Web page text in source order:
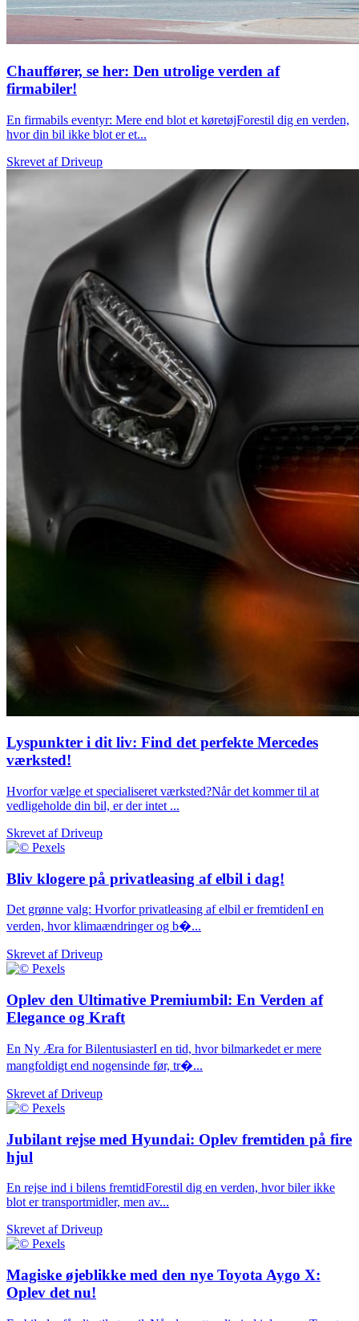
Chauffører, se her: Den utrolige verden af
firmabiler!
En firmabils eventyr: Mere end blot et køretøjForestil dig en verden,
hvor din bil ikke blot er et...
Skrevet afDriveup
Lyspunkter i dit liv: Find det perfekte Mercedes
værksted!
Hvorfor vælge et specialiseret værksted?Når det kommer til at
vedligeholde din bil, er der intet ...
Skrevet afDriveup
Bliv klogere på privatleasing af elbil i dag!
Det grønne valg: Hvorfor privatleasing af elbil er fremtidenI en
verden, hvor klimaændringer og b�...
Skrevet afDriveup
Oplev den Ultimative Premiumbil: En Verden af
Elegance og Kraft
En Ny Æra for BilentusiasterI en tid, hvor bilmarkedet er mere
mangfoldigt end nogensinde før, tr�...
Skrevet afDriveup
Jubilant rejse med Hyundai: Oplev fremtiden på fire
hjul
En rejse ind i bilens fremtidForestil dig en verden, hvor biler ikke
blot er transportmidler, men av...
Skrevet afDriveup
Magiske øjeblikke med den nye Toyota Aygo X:
Oplev det nu!